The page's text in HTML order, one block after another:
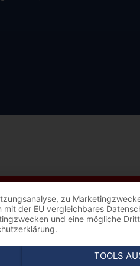
zu
der EU vergleichbares
und eine mögliche
TOOLS